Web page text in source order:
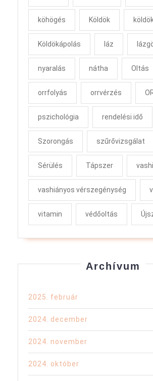
köhögés Köldök
Köldökápolás láz
nyaralás nátha Oltás
orrfolyás orrvérzés
pszichológia rendelési idő
Szorongás szűrővizsgálat
Sérülés Tápszer
vashiányos vérszegénység
vitamin védőoltás
Archívum
2025. február
2024. december
2024. november
2024. október